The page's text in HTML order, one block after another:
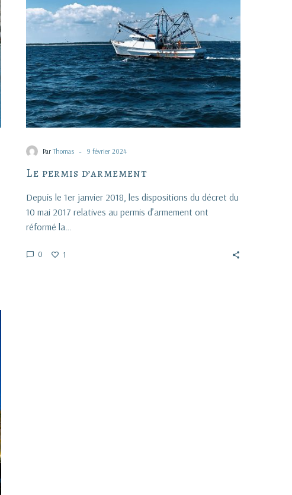
Par Thomas - 9 février 2024
Le permis d’armement
Depuis le 1er janvier 2018, les dispositions du décret du
10 mai 2017 relatives au permis d’armement ont
réformé la…
0 1